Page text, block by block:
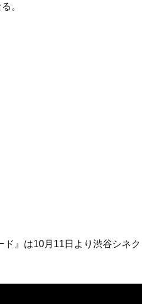
。
』は10月11日より渋谷シネク